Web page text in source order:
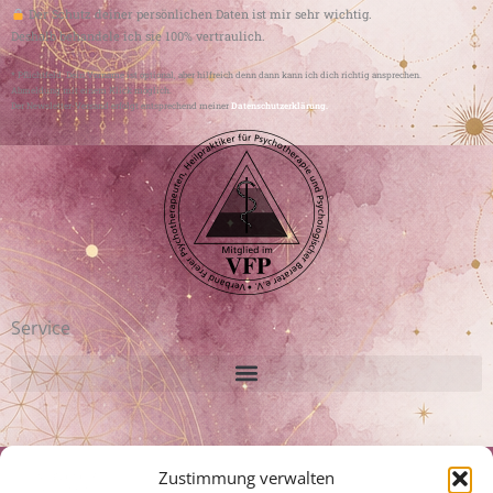
Zustimmung verwalten
Der Schutz deiner persönlichen Daten ist mir sehr wichtig.
Deshalb behandele ich sie 100% vertraulich.
* Pflichtfeld. Dein Vorname ist optional, aber hilfreich denn dann kann ich dich richtig ansprechen.
Abmeldung mit einem Klick möglich.
Der Newsletter-Versand erfolgt entsprechend meiner Datenschutzerklärung.
Service